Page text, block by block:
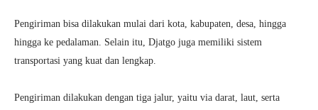
Pengiriman bisa dilakukan mulai dari kota, kabupaten, desa, hingga
hingga ke pedalaman. Selain itu, Djatgo juga memiliki sistem
transportasi yang kuat dan lengkap.
Pengiriman dilakukan dengan tiga jalur, yaitu via darat, laut, serta